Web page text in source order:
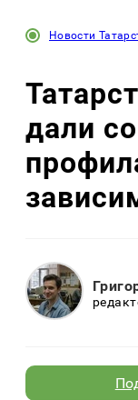
Новости
дали